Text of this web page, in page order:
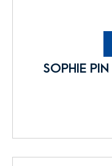
SOPHIE